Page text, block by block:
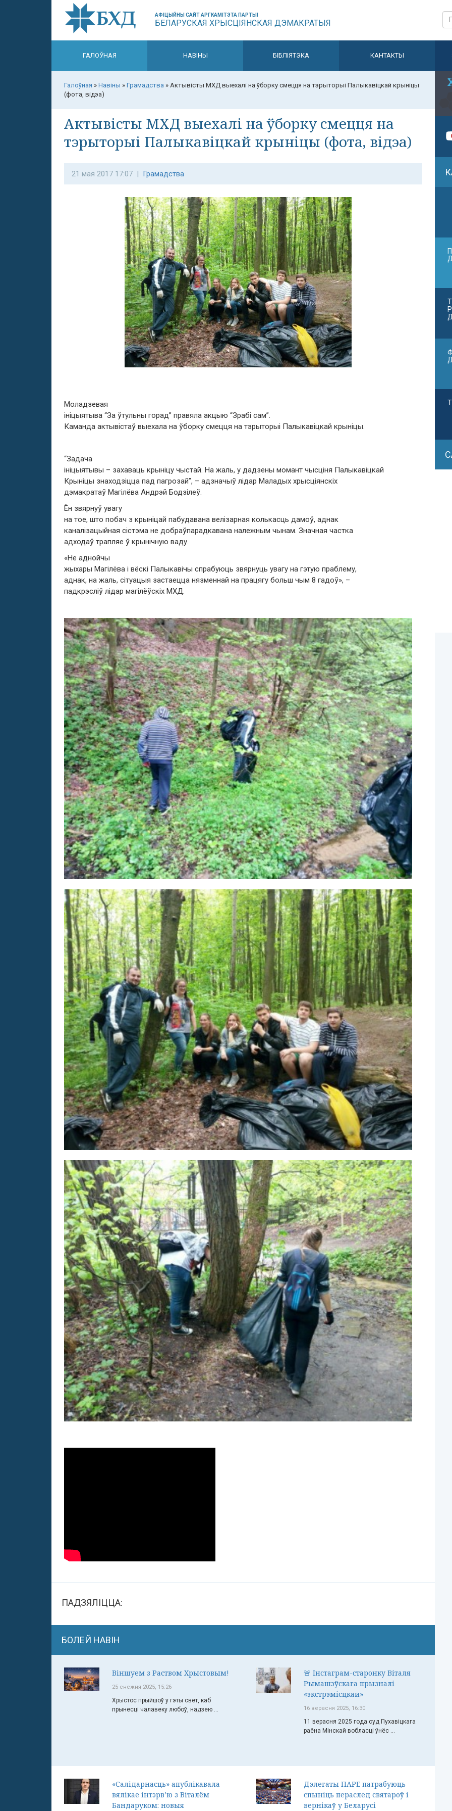
АФІЦЫЙНЫ САЙТ АРГКАМІТЭТА ПАРТЫІ
БЕЛАРУСКАЯ ХРЫСЦІЯНСКАЯ ДЭМАКРАТЫЯ
ГАЛОЎНАЯ НАВІНЫ БІБЛІЯТЭКА КАНТАКТЫ
Галоўная » Навіны » Грамадства » Актывісты МХД выехалі на ўборку смецця на тэрыторыі Палыкавіцкай крыніцы
(фота, відэа)
Актывісты МХД выехалі на ўборку смецця на
тэрыторыі Палыкавіцкай крыніцы (фота, відэа)
21 мая 2017 17:07 | Грамадства
Моладзевая
ініцыятыва “За ўтульны горад” правяла акцыю “Зрабі сам”.
Каманда актывістаў выехала на ўборку смецця на тэрыторыі Палыкавіцкай крыніцы.
“Задача
ініцыятывы – захаваць крыніцу чыстай. На жаль, у дадзены момант чысціня Палыкавіцкай
Крыніцы знаходзіцца пад пагрозай”, – адзначыў лідар Маладых хрысціянскіх
дэмакратаў Магілёва Андрэй Бодзілеў.
Ён звярнуў увагу
на тое, што побач з крыніцай пабудавана велізарная колькасць дамоў, аднак
каналізацыйная сістэма не добраўпарадкавана належным чынам. Значная частка
адходаў трапляе ў крынічную ваду.
«Не аднойчы
жыхары Магілёва і вёскі Палыкавічы спрабуюць звярнуць увагу на гэтую праблему,
аднак, на жаль, сітуацыя застаецца нязменнай на працягу больш чым 8 гадоў», –
падкрэсліў лідар магілёўскіх МХД.
ПАДЗЯЛІЦЦА:
БОЛЕЙ НАВІН
Віншуем з Раством Хрыстовым!
25 снежня 2025, 15:26
Хрыстос прыйшоў у гэты свет, каб
прынесці чалавеку любоў, надзею ...
🚨 Інстаграм-старонку Віталя
Рымашэўскага прызналі
«экстрэмісцкай»
16 верасня 2025, 16:30
11 верасня 2025 года суд Пухавіцкага
раёна Мінскай вобласці ўнёс ...
«Салідарнасць» апублікавала
вялікае інтэрв’ю з Віталём
Бандаруком: новыя
Дэлегаты ПАРЕ патрабуюць
спыніць пераслед святароў і
вернікаў у Беларусі